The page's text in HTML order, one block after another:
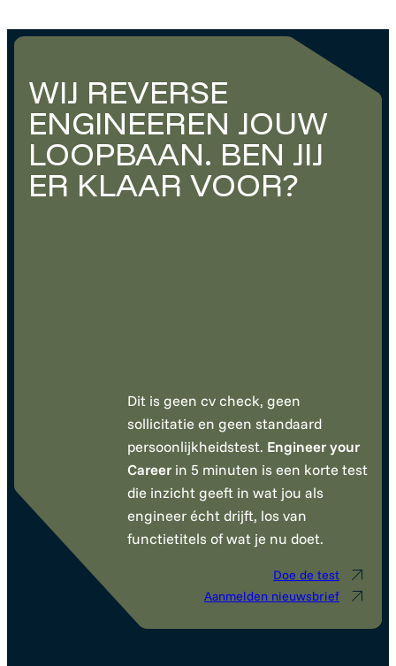
WIJ REVERSE
ENGINEEREN JOUW
LOOPBAAN. BEN JIJ
ER KLAAR VOOR?
Dit is geen cv check, geen
sollicitatie en geen standaard
persoonlijkheidstest. Engineer your
Career in 5 minuten is een korte test
die inzicht geeft in wat jou als
engineer écht drijft, los van
functietitels of wat je nu doet.
Doe de test
Aanmelden nieuwsbrief